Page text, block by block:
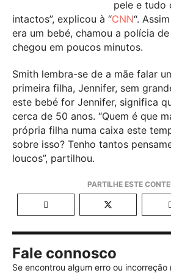
pele e tudo
intactos”, explicou à “CNN“.
era um bebé, chamou a polícia
chegou em poucos minutos.
Smith lembra-se de a mãe falar
primeira filha, Jennifer, sem
este bebé for Jennifer, significa
cerca de 50 anos. “Quem é que
própria filha numa caixa este
sobre isso? Tenho tantos
loucos”, partilhou.
Fale connosco
Se encontrou algum erro ou incorreção